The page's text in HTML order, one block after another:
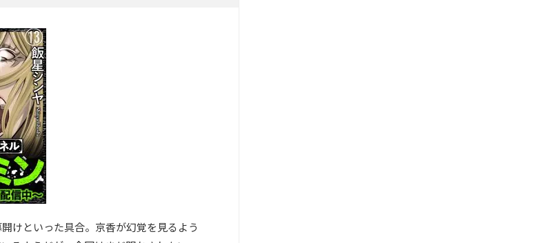
けといった具合。京香が幻覚を見るよう